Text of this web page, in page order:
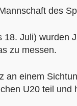
des
Juli)
zu messen.
einem
U20 teil